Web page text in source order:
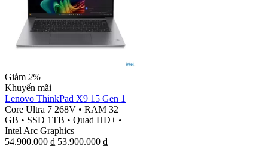
Giảm 2%
Khuyến mãi
Lenovo ThinkPad X9 15 Gen 1
Core Ultra 7 268V • RAM 32
GB • SSD 1TB • Quad HD+ •
Intel Arc Graphics
54.900.000 ₫ 53.900.000 ₫